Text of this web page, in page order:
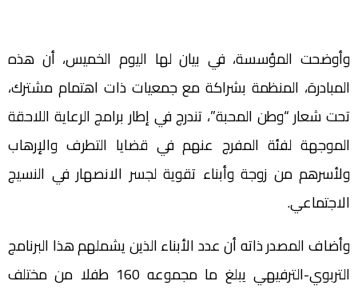
وأوضحت المؤسسة، في بيان لها اليوم الخميس، أن هذه
المبادرة، المنظمة بشراكة مع جمعيات ذات اهتمام مشترك،
تحت شعار “وطن المحبة”، تندرج في إطار برامج الرعاية اللاحقة
الموجهة لفئة المفرج عنهم في قضايا التطرف والإرهاب
ولأسرهم من زوجة وأبناء تقوية لجسر الانصهار في النسيج
الاجتماعي.
وأضاف المصدر ذاته أن عدد الأبناء الذين يشملهم هذا البرنامج
التربوي-الترفيهي يبلغ ما مجموعه 160 طفلا من مختلف